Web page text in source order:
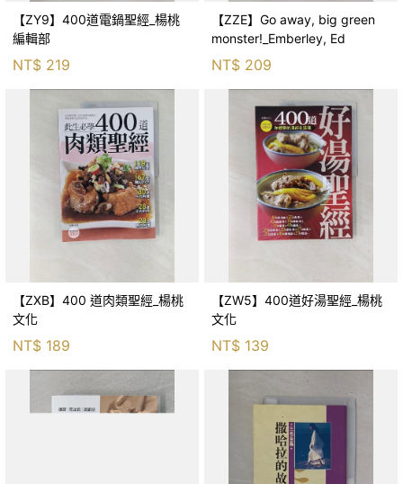
【ZY9】400道電鍋聖經_楊桃
編輯部
NT$ 219
【ZZE】Go away, big green
monster!_Emberley, Ed
NT$ 209
【ZXB】400 道肉類聖經_楊桃
文化
NT$ 189
【ZW5】400道好湯聖經_楊桃
文化
NT$ 139